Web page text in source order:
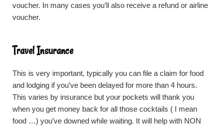
voucher. In many cases you’ll also receive a refund or airline
voucher.
Travel Insurance
This is very important, typically you can file a claim for food
and lodging if you’ve been delayed for more than 4 hours.
This varies by insurance but your pockets will thank you
when you get money back for all those cocktails ( I mean
food …) you’ve downed while waiting. It will help with NON